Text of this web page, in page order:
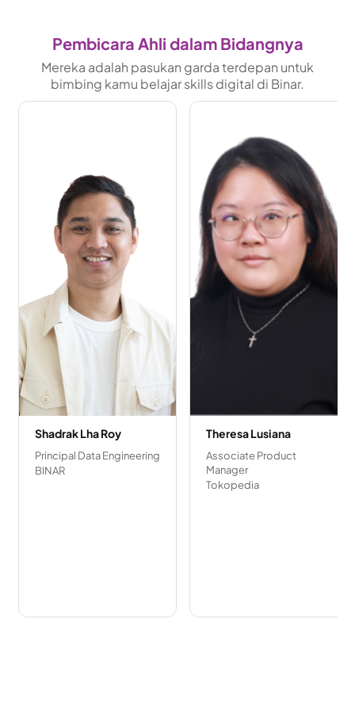
Pembicara Ahli dalam Bidangnya
Mereka adalah pasukan garda terdepan untuk
bimbing kamu belajar skills digital di Binar.
Shadrak Lha Roy
Principal Data Engineering
BINAR
Theresa Lusiana
Associate Product
Manager
Tokopedia